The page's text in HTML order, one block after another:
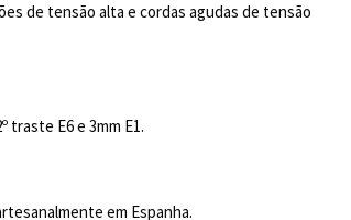
de tensão alta e cordas agudas de tensão
traste E6 e 3mm E1.
em Espanha.